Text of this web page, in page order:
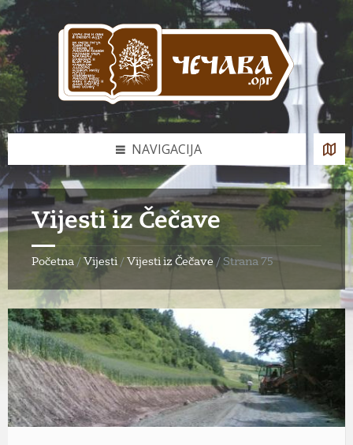
Skip
to
content
Skip
to
left
sidebar
Skip
to
right
sidebar
Skip
to
footer
NAVIGACIJA
Vijesti iz Čečave
Početna / Vijesti / Vijesti iz Čečave / Strana 75